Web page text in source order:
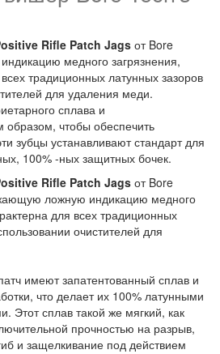
Rifle Patch Jagsот Bore
медного загрязнения,
традиционных латунных зазоров
для удаления меди.
сплава и
образом, чтобы обеспечить
зубцы устанавливают стандарт для
100% -ных защитных бочек.
Rifle Patch Jagsот Bore
ложную индикацию медного
для всех традиционных
очистителей для
имеют запатентованный сплав и
что делает их 100% латунными
Этот сплав такой же мягкий, как
прочностью на разрыв,
и защелкивание под действием